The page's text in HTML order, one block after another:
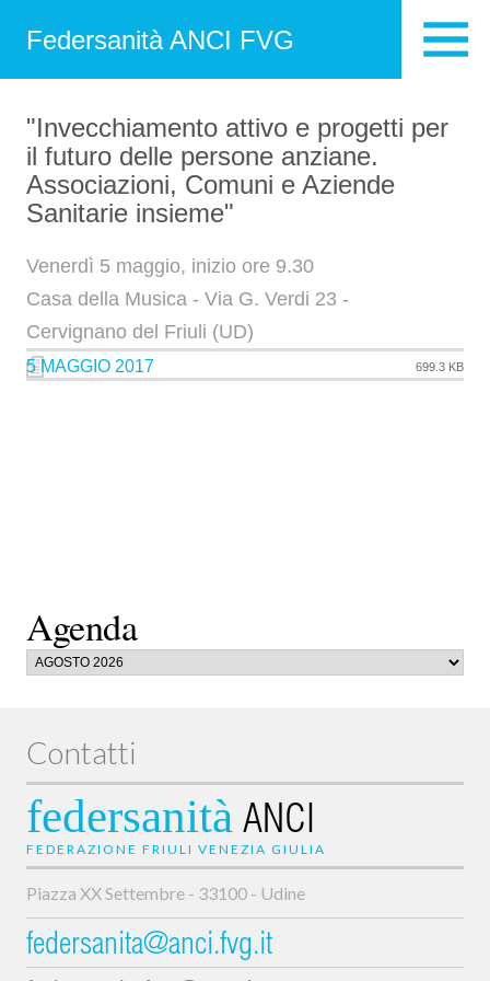
Federsanità ANCI FVG
Agenda
"Invecchiamento attivo e progetti per
il futuro delle persone anziane.
Associazioni, Comuni e Aziende
Sanitarie insieme"
Venerdì 5 maggio, inizio ore 9.30
Casa della Musica - Via G. Verdi 23 -
Cervignano del Friuli (UD)
5 MAGGIO 2017 699.3 KB
Contatti
federsanità ANCI
FEDERAZIONE FRIULI VENEZIA GIULIA
Piazza XX Settembre - 33100 - Udine
federsanita@anci.fvg.it